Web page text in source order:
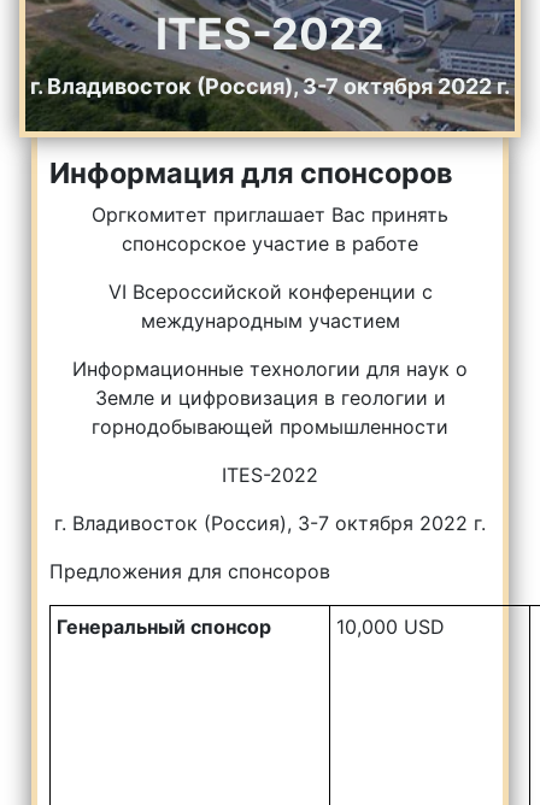
ITES-2022
г. Владивосток (Россия), 3-7 октября 2022 г.
Информация для спонсоров
Оргкомитет приглашает Вас принять
спонсорское участие в работе
VI Всероссийской конференции с
международным участием
Информационные технологии для наук о
Земле и цифровизация в геологии и
горнодобывающей промышленности
ITES-2022
г. Владивосток (Россия), 3-7 октября 2022 г.
Предложения для спонсоров
Генеральный спонсор 10,000 USD